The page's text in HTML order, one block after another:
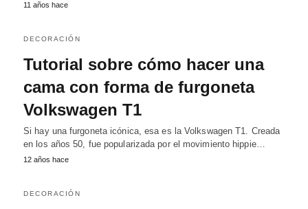
11 años hace
DECORACIÓN
Tutorial sobre cómo hacer una
cama con forma de furgoneta
Volkswagen T1
Si hay una furgoneta icónica, esa es la Volkswagen T1. Creada
en los años 50, fue popularizada por el movimiento hippie…
12 años hace
DECORACIÓN